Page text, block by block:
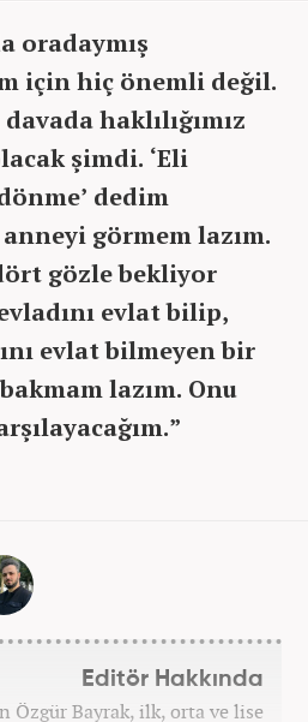
oradaymış
için hiç önemli değil.
haklılığımız
şimdi. ‘Eli
dedim
görmem lazım.
gözle bekliyor
evlat bilip,
evlat bilmeyen bir
lazım. Onu
Editör Hakkında
Özgür Bayrak, ilk, orta ve lise